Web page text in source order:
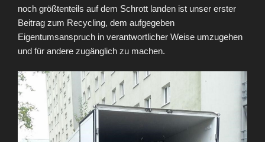
noch größtenteils auf dem Schrott landen ist unser erster
Beitrag zum Recycling, dem aufgegeben
Eigentumsanspruch in verantwortlicher Weise umzugehen
und für andere zugänglich zu machen.